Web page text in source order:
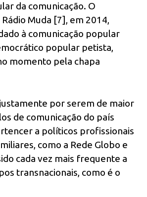
da comunicação. O
Muda [7], em 2014,
à comunicação popular
popular petista,
momento pela chapa
por serem de maior
de comunicação do país
a políticos profissionais
como a Rede Globo e
cada vez mais frequente a
transnacionais, como é o